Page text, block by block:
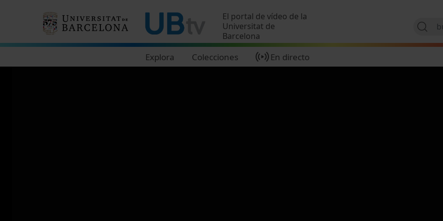
El portal de vídeo de la
Universitat de
Barcelona
Explora Colecciones En directo